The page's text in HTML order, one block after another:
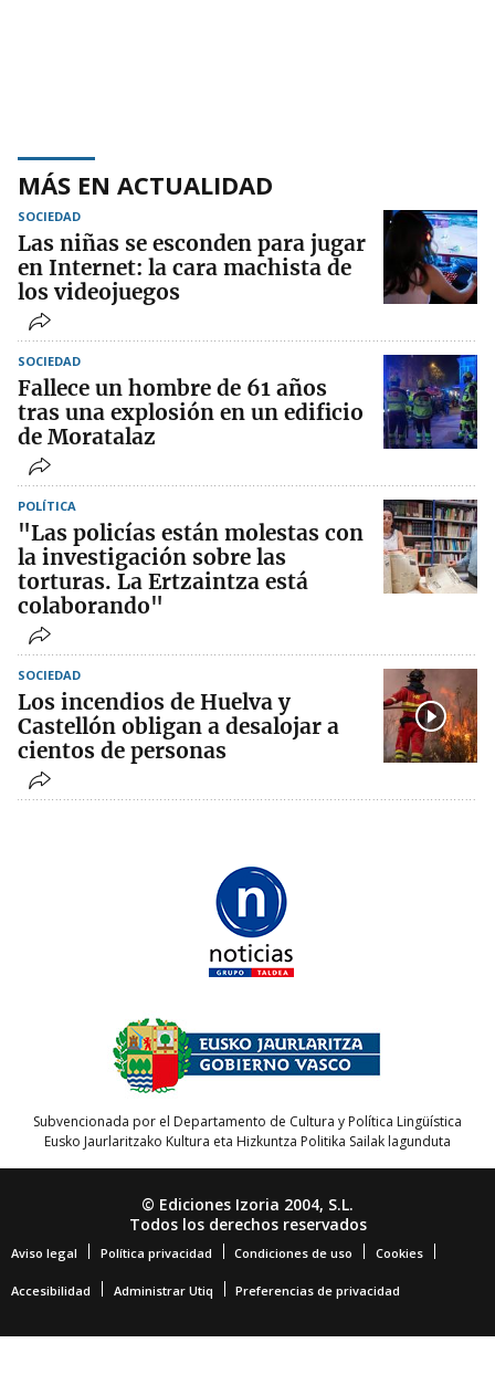
MÁS EN ACTUALIDAD
SOCIEDAD
Las niñas se esconden para jugar
en Internet: la cara machista de
los videojuegos
SOCIEDAD
Fallece un hombre de 61 años
tras una explosión en un edificio
de Moratalaz
POLÍTICA
"Las policías están molestas con
la investigación sobre las
torturas. La Ertzaintza está
colaborando"
SOCIEDAD
Los incendios de Huelva y
Castellón obligan a desalojar a
cientos de personas
Subvencionada por el Departamento de Cultura y Política Lingüística
Eusko Jaurlaritzako Kultura eta Hizkuntza Politika Sailak lagunduta
© Ediciones Izoria 2004, S.L.
Todos los derechos reservados
Aviso legal Política privacidad Condiciones de uso Cookies
Accesibilidad Administrar Utiq Preferencias de privacidad